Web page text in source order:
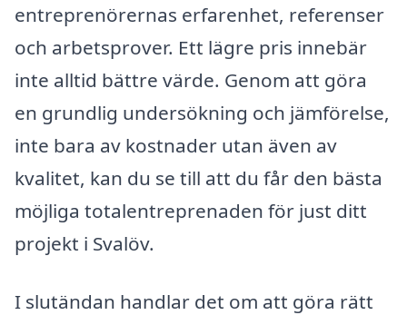
entreprenörernas erfarenhet, referenser
och arbetsprover. Ett lägre pris innebär
inte alltid bättre värde. Genom att göra
en grundlig undersökning och jämförelse,
inte bara av kostnader utan även av
kvalitet, kan du se till att du får den bästa
möjliga totalentreprenaden för just ditt
projekt i Svalöv.
I slutändan handlar det om att göra rätt